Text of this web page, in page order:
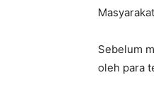
Sebelum
oleh para